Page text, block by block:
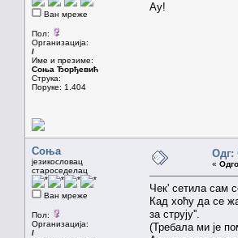
Ван мреже
Пол:
Организација:
/
Име и презиме:
Соња Ђорђевић
Струка:
Поруке: 1.404
Ау!
Соња
језикословац
староседелац
Ван мреже
Пол:
Организација:
/
Одг:
«
Чек' сетила сам
Кад хоћу да се
за струју''.
(Требала ми је